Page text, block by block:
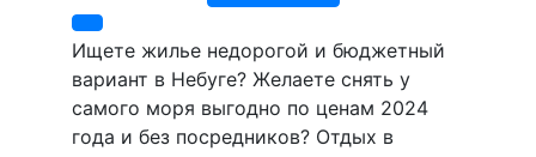
Ищете жилье недорогой и бюджетный
вариант в Небуге? Желаете снять у
самого моря выгодно по ценам 2024
года и без посредников? Отдых в